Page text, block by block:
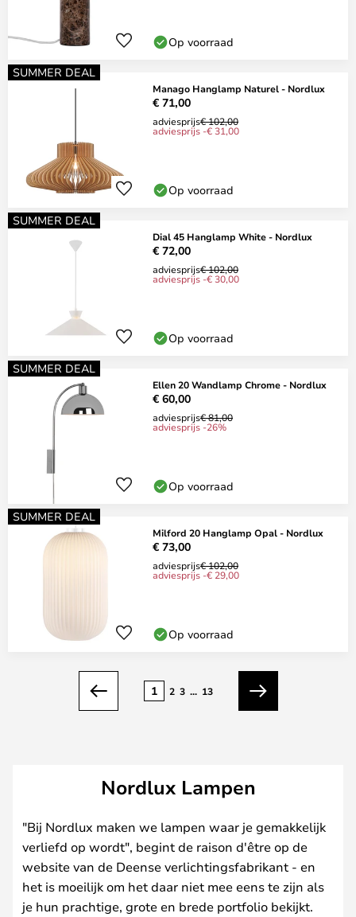
Op voorraad
SUMMER DEAL
Manago Hanglamp Naturel - Nordlux
€ 71,00
adviesprijs€ 102,00
adviesprijs -€ 31,00
Op voorraad
SUMMER DEAL
Dial 45 Hanglamp White - Nordlux
€ 72,00
adviesprijs€ 102,00
adviesprijs -€ 30,00
Op voorraad
SUMMER DEAL
Ellen 20 Wandlamp Chrome - Nordlux
€ 60,00
adviesprijs€ 81,00
adviesprijs -26%
Op voorraad
SUMMER DEAL
Milford 20 Hanglamp Opal - Nordlux
€ 73,00
adviesprijs€ 102,00
adviesprijs -€ 29,00
Op voorraad
Vorige
1 2 3 ... 13
Volgende
Nordlux Lampen
"Bij Nordlux maken we lampen waar je gemakkelijk
verliefd op wordt", begint de raison d'être op de
website van de Deense verlichtingsfabrikant - en
het is moeilijk om het daar niet mee eens te zijn als
je hun prachtige, grote en brede portfolio bekijkt.